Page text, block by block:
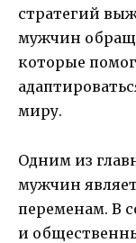
стратегий
мужчин
которые
миру.
Одним из
мужчин
переменам. В
и